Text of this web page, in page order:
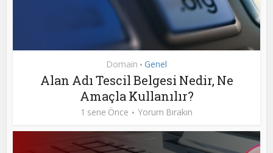
Domain • Genel
Alan Adı Tescil Belgesi Nedir, Ne
Amaçla Kullanılır?
1 sene Önce Yorum Bırakın